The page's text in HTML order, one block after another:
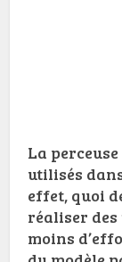
La
utilisés
effet, quoi
réaliser
moins